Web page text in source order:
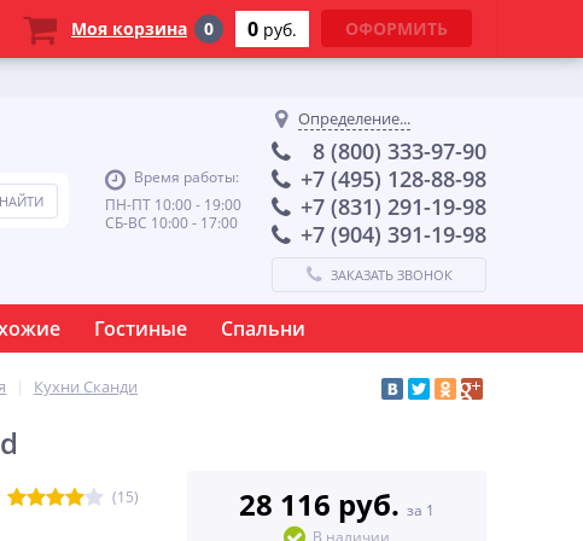
Время работы:
ПН-ПТ 10:00 - 19:00
СБ-ВС 10:00 - 17:00
Определение...
8 (800) 333-97-90
+7 (495) 128-88-98
+7 (831) 291-19-98
+7 (904) 391-19-98
ЗАКАЗАТЬ ЗВОНОК
Гостиные Спальни
Кухни Сканди
(15) 28 116 руб. за 1
В наличии
Моя корзина 0 0 руб. ОФОРМИТЬ